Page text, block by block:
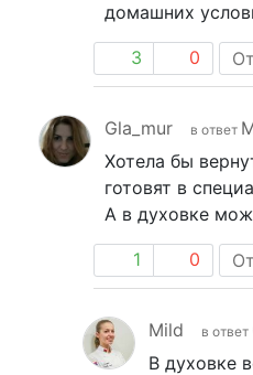
домашних
3 0
Gla_mur в ответ
Хотела бы
готовят в
А в духовке
1 0
Mild в ответ
В духовке